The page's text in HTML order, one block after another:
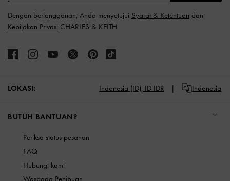
Dengan berlangganan, Anda menyetujui Syarat & Ketentuan dan
Kebijakan Privasi CHARLES & KEITH
LOKASI: Indonesia (ID), ID IDR Indonesia
BUTUH BANTUAN?
Periksa status pesanan
FAQ
Hubungi kami
Waspada Penipuan